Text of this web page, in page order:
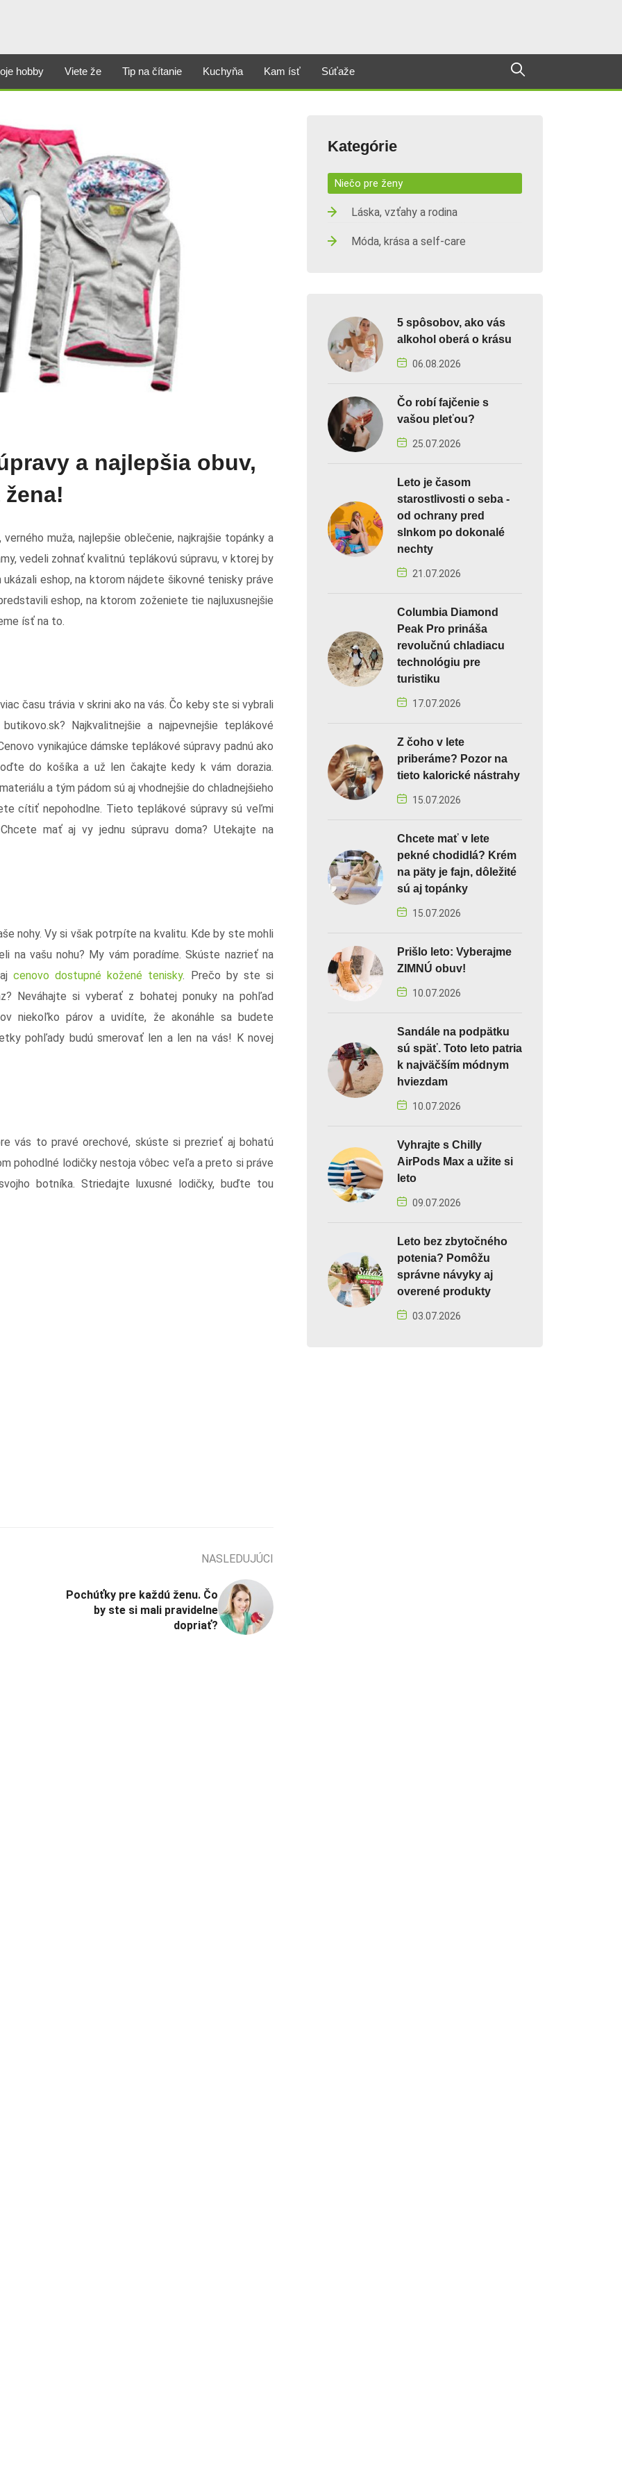
hobby Viete že Tip na čítanie Kuchyňa Kam ísť Súťaže
a najlepšia obuv,
muža, najlepšie oblečenie, najkrajšie topánky a
vedeli zohnať kvalitnú teplákovú súpravu, v ktorej by
eshop, na ktorom nájdete šikovné tenisky práve
eshop, na ktorom zoženiete tie najluxusnejšie
ísť na to.
času trávia v skrini ako na vás. Čo keby ste si vybrali
Najkvalitnejšie a najpevnejšie teplákové
vynikajúce dámske teplákové súpravy padnú ako
do košíka a už len čakajte kedy k vám dorazia.
a tým pádom sú aj vhodnejšie do chladnejšieho
cítiť nepohodlne. Tieto teplákové súpravy sú veľmi
mať aj vy jednu súpravu doma? Utekajte na
nohy. Vy si však potrpíte na kvalitu. Kde by ste mohli
na vašu nohu? My vám poradíme. Skúste nazrieť na
cenovo dostupné kožené tenisky. Prečo by ste si
Neváhajte si vyberať z bohatej ponuky na pohľad
niekoľko párov a uvidíte, že akonáhle sa budete
pohľady budú smerovať len a len na vás! K novej
vás to pravé orechové, skúste si prezrieť aj bohatú
pohodlné lodičky nestoja vôbec veľa a preto si práve
botníka. Striedajte luxusné lodičky, buďte tou
NASLEDUJÚCI
Pochúťky pre každú ženu. Čo
by ste si mali pravidelne
dopriať?
Kategórie
Niečo pre ženy
Láska, vzťahy a rodina
Móda, krása a self-care
5 spôsobov, ako vás
alkohol oberá o krásu
06.08.2026
Čo robí fajčenie s
vašou pleťou?
25.07.2026
Leto je časom
starostlivosti o seba -
od ochrany pred
slnkom po dokonalé
nechty
21.07.2026
Columbia Diamond
Peak Pro prináša
revolučnú chladiacu
technológiu pre
turistiku
17.07.2026
Z čoho v lete
priberáme? Pozor na
tieto kalorické nástrahy
15.07.2026
Chcete mať v lete
pekné chodidlá? Krém
na päty je fajn, dôležité
sú aj topánky
15.07.2026
Prišlo leto: Vyberajme
ZIMNÚ obuv!
10.07.2026
Sandále na podpätku
sú späť. Toto leto patria
k najväčším módnym
hviezdam
10.07.2026
Vyhrajte s Chilly
AirPods Max a užite si
leto
09.07.2026
Leto bez zbytočného
potenia? Pomôžu
správne návyky aj
overené produkty
03.07.2026